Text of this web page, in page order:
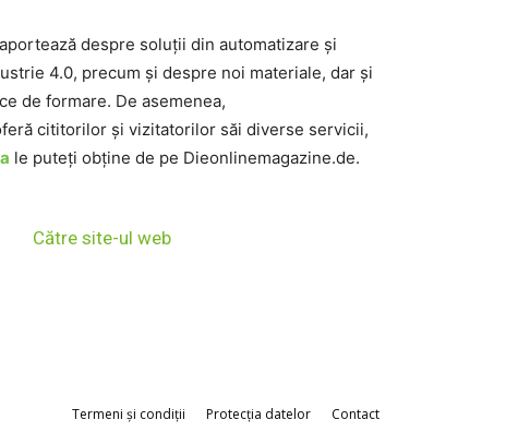
despre soluții din automatizare și
4.0, precum și despre noi materiale, dar și
de formare. De asemenea,
cititorilor și vizitatorilor săi diverse servicii,
le puteți obține de pe Dieonlinemagazine.de.
Către site-ul web
Termeni și condiții Protecția datelor Contact